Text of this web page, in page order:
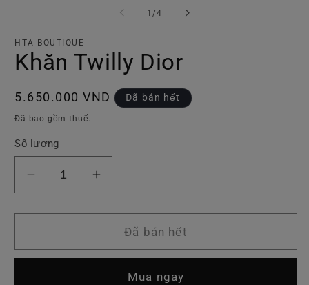
hộp
tương
tác
1 /trong
4
HTA BOUTIQUE
Khăn Twilly Dior
Giá
thông
5.650.000 VND Đã bán hết
Đã bao gồm thuế.
Số lượng
Giảm
số
lượng
Khăn
Tăng
số
lượng
Khăn
Đã bán hết
Mua ngay